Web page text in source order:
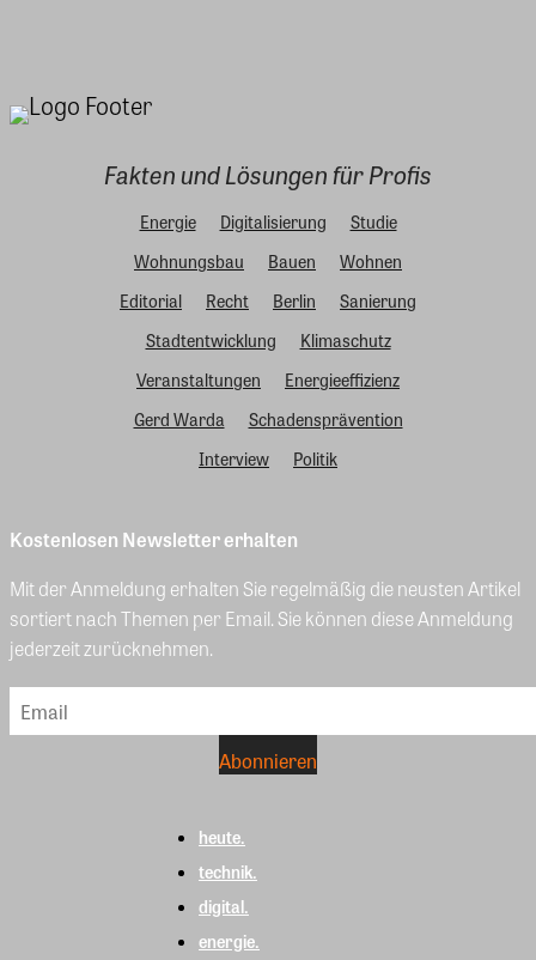
Fakten und Lösungen für Profis
Energie Digitalisierung
Studie
Wohnungsbau
Bauen
Wohnen
Editorial
Recht Berlin
Sanierung
Stadtentwicklung
Klimaschutz
Veranstaltungen
Energieeffizienz
Gerd Warda
Schadensprävention
Interview
Politik
Kostenlosen Newsletter erhalten
Mit der Anmeldung erhalten Sie regelmäßig die neusten Artikel
sortiert nach Themen per Email. Sie können diese Anmeldung
jederzeit zurücknehmen.
heute.
technik.
digital.
energie.